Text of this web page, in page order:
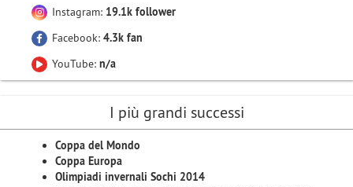
Instagram: 19.1k follower
Facebook: 4.3k fan
YouTube: n/a
I più grandi successi
Coppa del Mondo
Coppa Europa
Olimpiadi invernali Sochi 2014